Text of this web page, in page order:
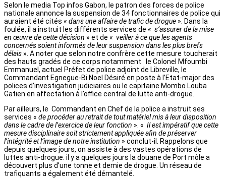
Selon le media Top infos Gabon, le patron des forces de police
nationale annonce la suspension de 34 fonctionnaires de police qui
auraient été cités « dans une affaire de trafic de drogue ». Dans la
foulée, il a instruit les différents services de « s’assurer de la mise
en œuvre de cette décision » et de « veiller à ce que les agents
concernés soient informés de leur suspension dans les plus brefs
délais ». A noter que selon notre confrère cette mesure toucherait
des hauts gradés de ce corps notamment le Colonel Mfoumbi
Emmanuel, actuel Préfet de police adjoint de Libreville, le
Commandant Egnegue-Bi Noel Désiré en poste à l’Etat-major des
polices d’investigation judiciaires ou le capitaine Mombo Louba
Gatien en affectation à l’office central de lutte anti-drogue.
Par ailleurs, le Commandant en Chef de la police a instruit ses
services « de procéder au retrait de tout matériel mis à leur disposition
dans le cadre de l’exercice de leur fonction ». « Il est impératif que cette
mesure disciplinaire soit strictement appliquée afin de préserver
l’intégrité et l’image de notre institution » conclut-il. Rappelons que
depuis quelques jours, on assiste à des vastes opérations de
luttes anti-drogue. il y a quelques jours la douane de Port môle a
découvert plus d’une tonne et demie de drogue. Un réseau de
trafiquants a également été démantelé.